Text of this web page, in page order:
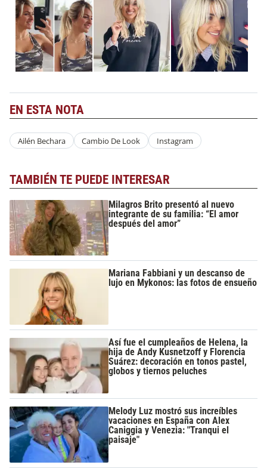
EN ESTA NOTA
Ailén Bechara Cambio De Look Instagram
TAMBIÉN TE PUEDE INTERESAR
Milagros Brito presentó al nuevo
integrante de su familia: “El amor
después del amor”
Mariana Fabbiani y un descanso de
lujo en Mykonos: las fotos de ensueño
Así fue el cumpleaños de Helena, la
hija de Andy Kusnetzoff y Florencia
Suárez: decoración en tonos pastel,
globos y tiernos peluches
Melody Luz mostró sus increíbles
vacaciones en España con Alex
Caniggia y Venezia: "Tranqui el
paisaje"